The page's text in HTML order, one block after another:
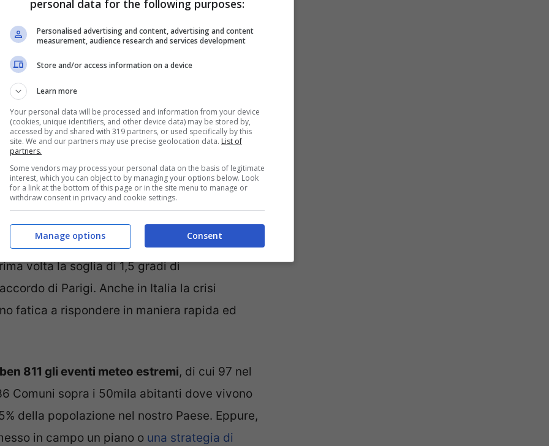
obiettivo soltanto ieri,e ancora non in via
Parlamento Europeo. Anche gli
hanno abbandonato l’Accordo di Parigi.
dunque creare alleanze tra i Paesi
quelli che non vogliono farlo, ma per
l’azione per il clima
è composto da tensioni geopolitiche che
sta accelerando e il 2024,l’anno più
volta la soglia di 1,5 gradi di
di Parigi. Anche in Italia la crisi
fatica a rispondere in maniera rapida ed
ben 811 gli eventi meteo estremi, di cui 97 nel
Comuni sopra i 50mila abitanti dove vivono
della popolazione nel nostro Paese. Eppure,
in campo un piano o una strategia di
personal data for the following purposes:
Personalised advertising and content, advertising and content
measurement, audience research and services development
Store and/or access information on a device
Learn more
Your personal data will be processed and information from your device
(cookies, unique identifiers, and other device data) may be stored by,
accessed by and shared with 319 partners, or used specifically by this
site. We and our partners may use precise geolocation data. List of
partners.
Some vendors may process your personal data on the basis of legitimate
interest, which you can object to by managing your options below. Look
for a link at the bottom of this page or in the site menu to manage or
withdraw consent in privacy and cookie settings.
Consent
Manage options